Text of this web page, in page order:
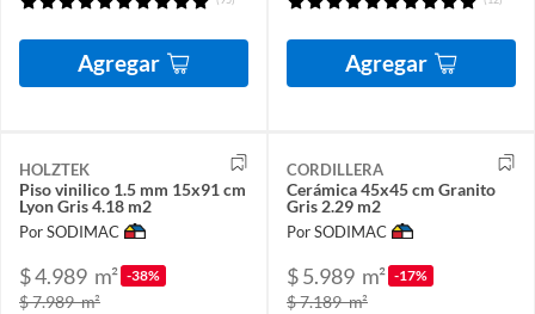
Agregar Agregar
HOLZTEK
Piso vinilico 1.5 mm 15x91 cm
Lyon Gris 4.18 m2
Por SODIMAC
$ 4.989 m² -38%
$ 7.989m²
CORDILLERA
Cerámica 45x45 cm Granito
Gris 2.29 m2
Por SODIMAC
$ 5.989 m² -17%
$ 7.189m²